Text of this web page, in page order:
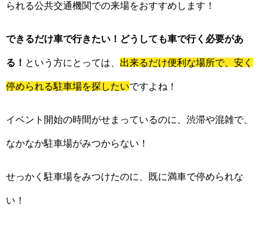
られる公共交通機関での来場をおすすめします！
できるだけ車で行きたい！どうしても車で行く必要があ
る！ という方にとっては、 出来るだけ便利な場所で、安く
停められる駐車場を探したいですよね！
イベント開始の時間がせまっているのに、渋滞や混雑で、
なかなか駐車場がみつからない！
せっかく駐車場をみつけたのに、既に満車で停められな
い！